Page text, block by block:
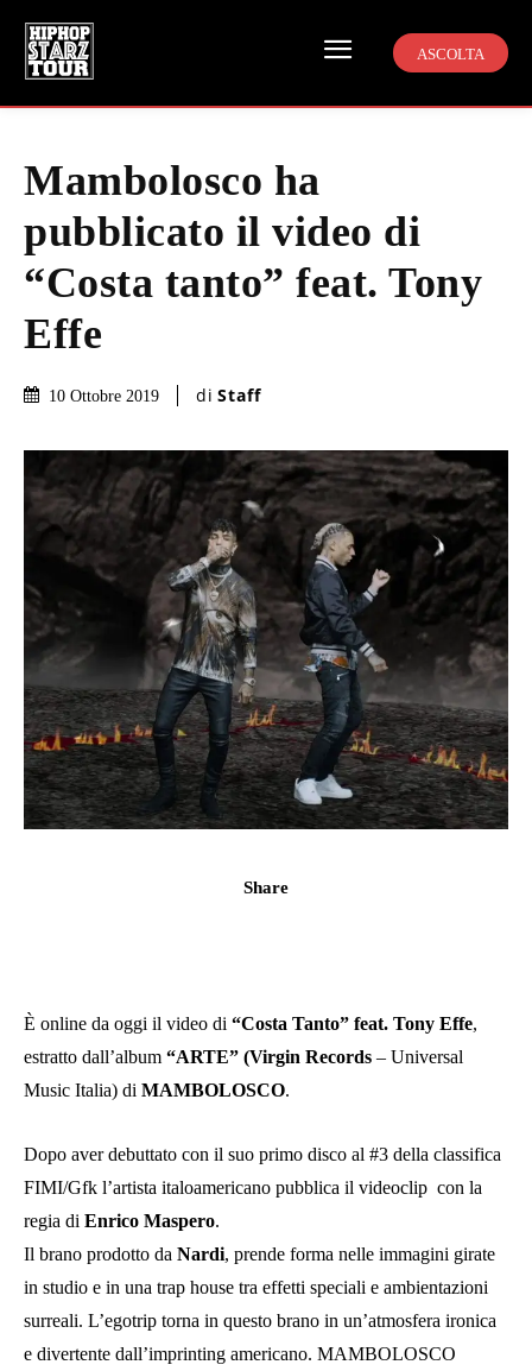
ASCOLTA
Mambolosco ha
pubblicato il video di
“Costa tanto” feat. Tony
Effe
10 Ottobre 2019 di Staff
Share
È online da oggi il video di “Costa Tanto” feat. Tony Effe,
estratto dall’album “ARTE” (Virgin Records – Universal
Music Italia) di MAMBOLOSCO.
Dopo aver debuttato con il suo primo disco al #3 della classifica
FIMI/Gfk l’artista italoamericano pubblica il videoclip con la
regia di Enrico Maspero.
Il brano prodotto da Nardi, prende forma nelle immagini girate
in studio e in una trap house tra effetti speciali e ambientazioni
surreali. L’egotrip torna in questo brano in un’atmosfera ironica
e divertente dall’imprinting americano. MAMBOLOSCO